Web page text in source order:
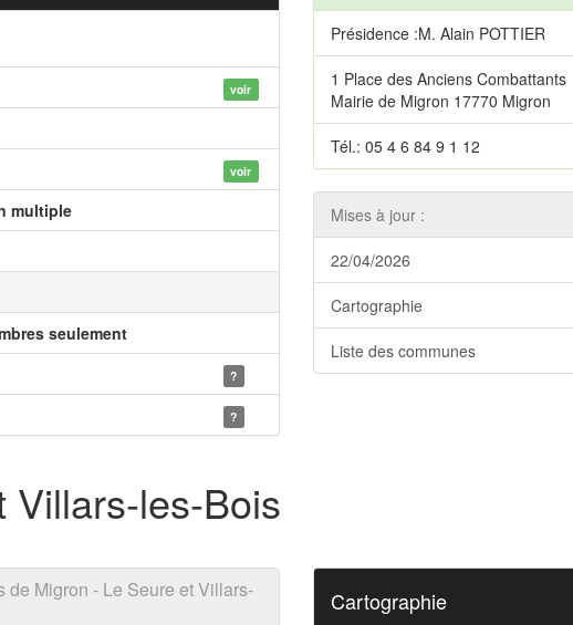
voir
voir
multiple
seulement
?
?
Présidence :M. Alain POTTIER
1 Place des Anciens Combattants
Mairie de Migron 17770 Migron
Tél.: 05 4 6 84 9 1 12
Mises à jour :
22/04/2026
Cartographie
Liste des communes
Villars-les-Bois
de Migron - Le Seure et Villars- Cartographie